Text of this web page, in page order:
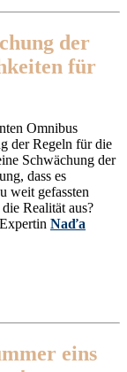
der
für
Omnibus
der Regeln für die
Schwächung der
dass es
weit gefassten
Realität aus?
Naďa
eins